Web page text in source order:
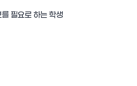
필요로 하는 학생